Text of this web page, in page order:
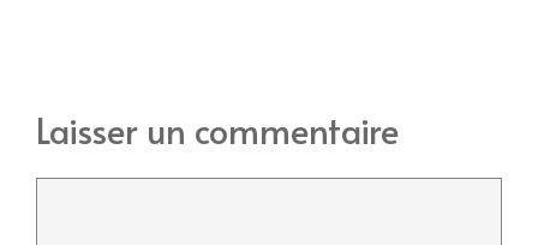
Laisser un commentaire